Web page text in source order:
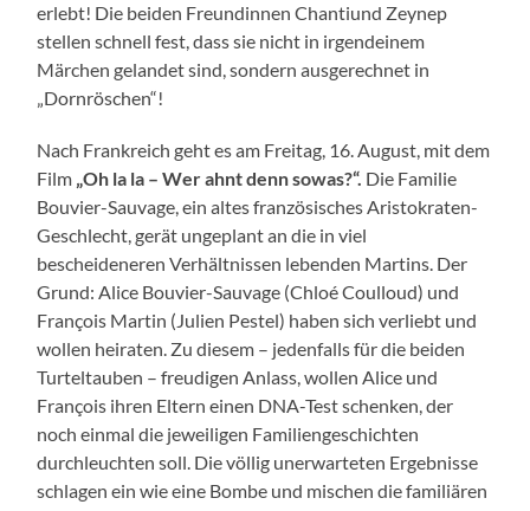
erlebt! Die beiden Freundinnen Chantiund Zeynep
stellen schnell fest, dass sie nicht in irgendeinem
Märchen gelandet sind, sondern ausgerechnet in
„Dornröschen“!
Nach Frankreich geht es am Freitag, 16. August, mit dem
Film „Oh la la –Wer ahnt denn sowas?“. Die Familie
Bouvier-Sauvage, ein altes französisches Aristokraten-
Geschlecht, gerät ungeplant an die in viel
bescheideneren Verhältnissen lebenden Martins. Der
Grund: Alice Bouvier-Sauvage (Chloé Coulloud) und
François Martin (Julien Pestel) haben sich verliebt und
wollen heiraten. Zu diesem – jedenfalls für die beiden
Turteltauben – freudigen Anlass, wollen Alice und
François ihren Eltern einen DNA-Test schenken, der
noch einmal die jeweiligen Familiengeschichten
durchleuchten soll. Die völlig unerwarteten Ergebnisse
schlagen ein wie eine Bombe und mischen die familiären